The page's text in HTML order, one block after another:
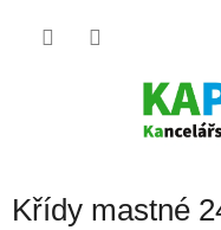
Křídy mastné